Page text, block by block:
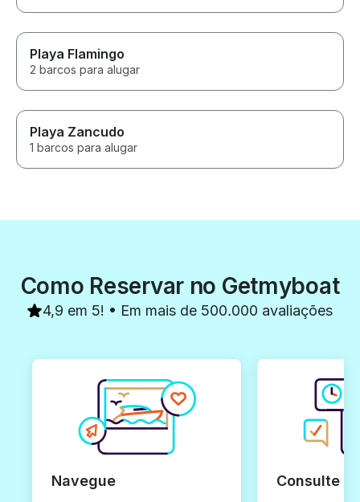
Playa Flamingo
2 barcos para alugar
Playa Zancudo
1 barcos para alugar
Como Reservar no Getmyboat
4,9 em 5! • Em mais de 500.000 avaliações
Navegue Consulte e